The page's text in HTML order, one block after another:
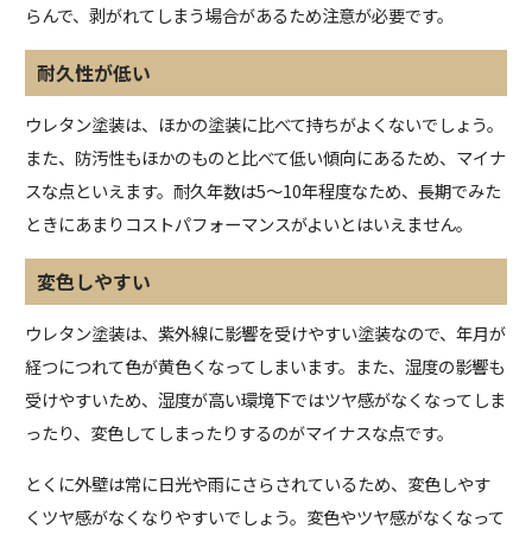
らんで、剥がれてしまう場合があるため注意が必要です。
耐久性が低い
ウレタン塗装は、ほかの塗装に比べて持ちがよくないでしょう。
また、防汚性もほかのものと比べて低い傾向にあるため、マイナ
スな点といえます。耐久年数は5～10年程度なため、長期でみた
ときにあまりコストパフォーマンスがよいとはいえません。
変色しやすい
ウレタン塗装は、紫外線に影響を受けやすい塗装なので、年月が
経つにつれて色が黄色くなってしまいます。また、湿度の影響も
受けやすいため、湿度が高い環境下ではツヤ感がなくなってしま
ったり、変色してしまったりするのがマイナスな点です。
とくに外壁は常に日光や雨にさらされているため、変色しやす
くツヤ感がなくなりやすいでしょう。変色やツヤ感がなくなって